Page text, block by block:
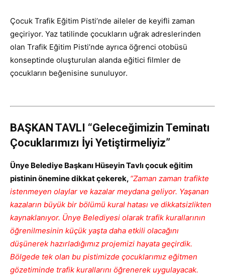
Çocuk Trafik Eğitim Pisti’nde aileler de keyifli zaman
geçiriyor. Yaz tatilinde çocukların uğrak adreslerinden
olan Trafik Eğitim Pisti’nde ayrıca öğrenci otobüsü
konseptinde oluşturulan alanda eğitici filmler de
çocukların beğenisine sunuluyor.
BAŞKAN TAVLI “Geleceğimizin Teminatı
Çocuklarımızı İyi Yetiştirmeliyiz”
Ünye Belediye Başkanı Hüseyin Tavlı çocuk eğitim
pistinin önemine dikkat çekerek, “Zaman zaman trafikte
istenmeyen olaylar ve kazalar meydana geliyor. Yaşanan
kazaların büyük bir bölümü kural hatası ve dikkatsizlikten
kaynaklanıyor. Ünye Belediyesi olarak trafik kurallarının
öğrenilmesinin küçük yaşta daha etkili olacağını
düşünerek hazırladığımız projemizi hayata geçirdik.
Bölgede tek olan bu pistimizde çocuklarımız eğitmen
gözetiminde trafik kurallarını öğrenerek uygulayacak.